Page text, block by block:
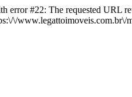
#22: The requested URL
\/www.legattoimoveis.com.br\/